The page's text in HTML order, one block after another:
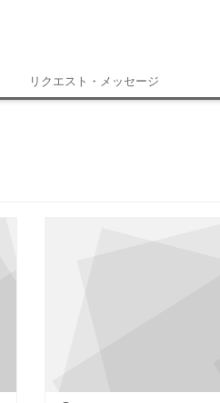
リクエスト・メッセージ